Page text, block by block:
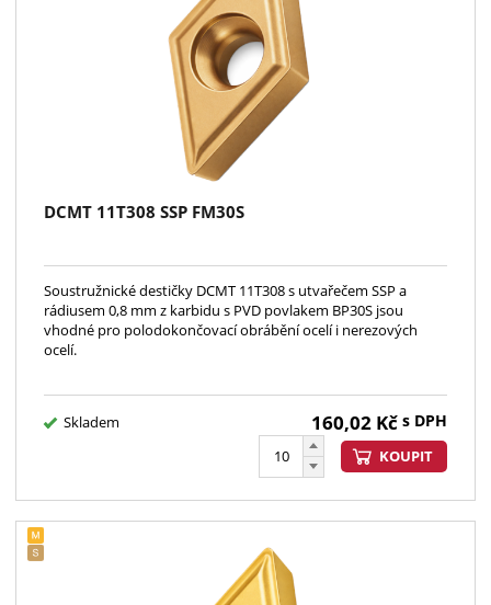
DCMT 11T308 SSP FM30S
Soustružnické destičky DCMT 11T308 s utvařečem SSP a
rádiusem 0,8 mm z karbidu s PVD povlakem BP30S jsou
vhodné pro polodokončovací obrábění ocelí i nerezových
ocelí.
Skladem 160,02 Kč s DPH
KOUPIT